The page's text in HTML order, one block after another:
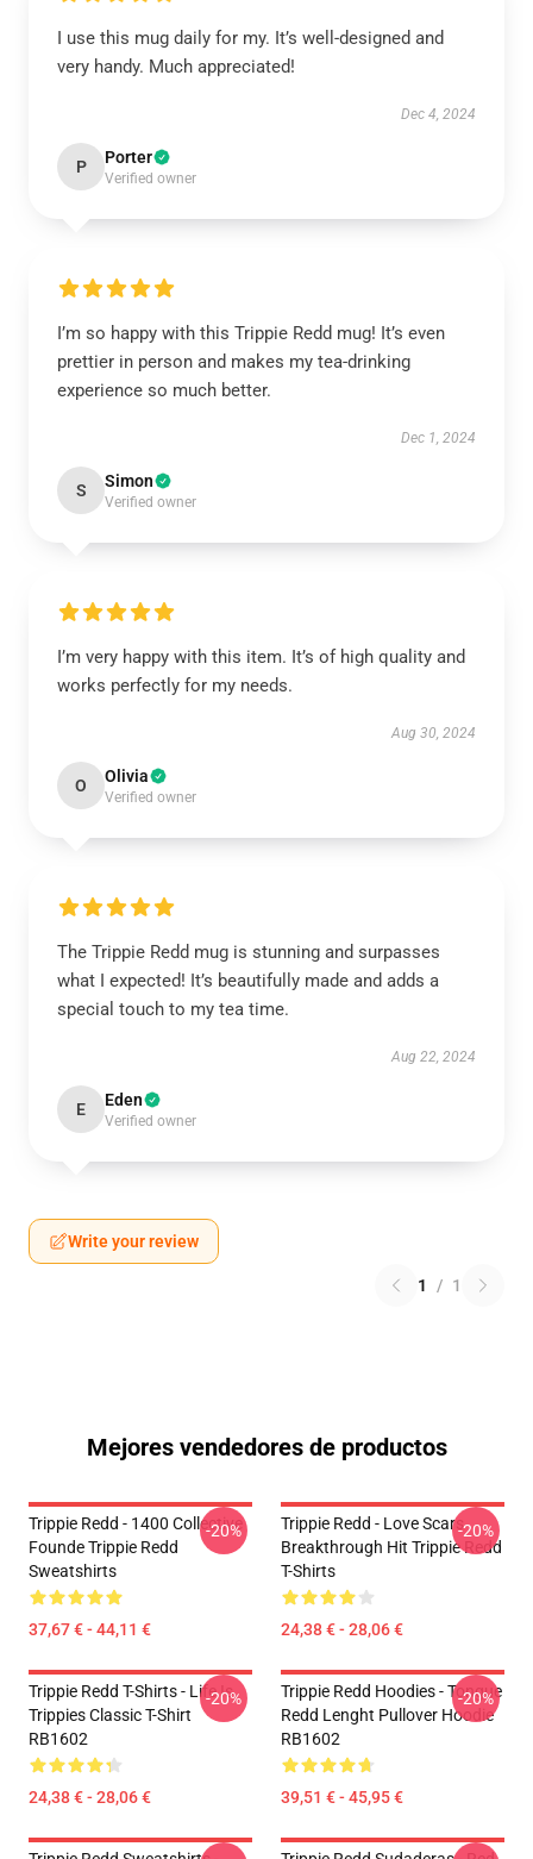
I use this mug daily for my. It’s well-designed and
very handy. Much appreciated!
Dec 4, 2024
P Porter
Verified owner
I’m so happy with this Trippie Redd mug! It’s even
prettier in person and makes my tea-drinking
experience so much better.
Dec 1, 2024
S Simon
Verified owner
I’m very happy with this item. It’s of high quality and
works perfectly for my needs.
Aug 30, 2024
O Olivia
Verified owner
The Trippie Redd mug is stunning and surpasses
what I expected! It’s beautifully made and adds a
special touch to my tea time.
Aug 22, 2024
E Eden
Verified owner
Write your review
1 / 1
Mejores vendedores de productos
Trippie Redd - 1400 Collective
Founde Trippie Redd
Sweatshirts
37,67 € - 44,11 €
-20%
Trippie Redd - Love Scars
Breakthrough Hit Trippie Redd
T-Shirts
24,38 € - 28,06 €
-20%
Trippie Redd T-Shirts - Life Is
Trippies Classic T-Shirt
RB1602
24,38 € - 28,06 €
-20%
Trippie Redd Hoodies - Tongue
Redd Lenght Pullover Hoodie
RB1602
39,51 € - 45,95 €
-20%